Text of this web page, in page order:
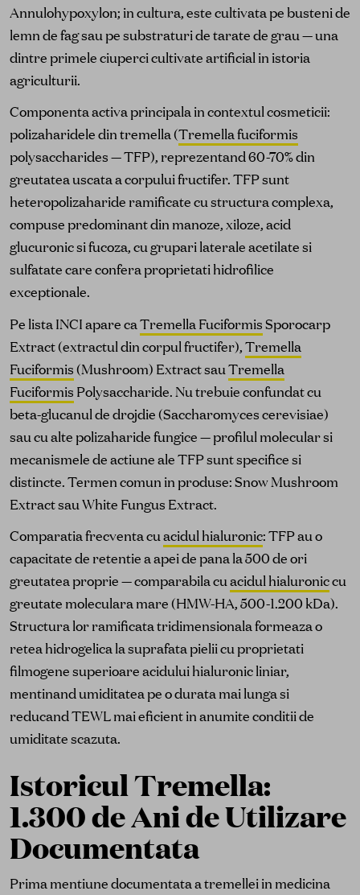
Annulohypoxylon; in cultura, este cultivata pe busteni de
lemn de fag sau pe substraturi de tarate de grau — una
dintre primele ciuperci cultivate artificial in istoria
agriculturii.
Componenta activa principala in contextul cosmeticii:
polizaharidele din tremella (Tremella fuciformis
polysaccharides — TFP), reprezentand 60-70% din
greutatea uscata a corpului fructifer. TFP sunt
heteropolizaharide ramificate cu structura complexa,
compuse predominant din manoze, xiloze, acid
glucuronic si fucoza, cu grupari laterale acetilate si
sulfatate care confera proprietati hidrofilice
exceptionale.
Pe lista INCI apare caTremella FuciformisSporocarp
Extract (extractul din corpul fructifer),Tremella
Fuciformis(Mushroom) Extract sauTremella
Fuciformis Polysaccharide. Nu trebuie confundat cu
beta-glucanul de drojdie (Saccharomyces cerevisiae)
sau cu alte polizaharide fungice — profilul molecular si
mecanismele de actiune ale TFP sunt specifice si
distincte. Termen comun in produse: Snow Mushroom
Extract sau White Fungus Extract.
Comparatia frecventa cuacidul hialuronic: TFP au o
capacitate de retentie a apei de pana la 500 de ori
greutatea proprie — comparabila cuacidul hialuroniccu
greutate moleculara mare (HMW-HA, 500-1.200 kDa).
Structura lor ramificata tridimensionala formeaza o
retea hidrogelica la suprafata pielii cu proprietati
filmogene superioare acidului hialuronic liniar,
mentinand umiditatea pe o durata mai lunga si
reducand TEWL mai eficient in anumite conditii de
umiditate scazuta.
Istoricul Tremella:
1.300 de Ani de Utilizare
Documentata
Prima mentiune documentata a tremellei in medicina